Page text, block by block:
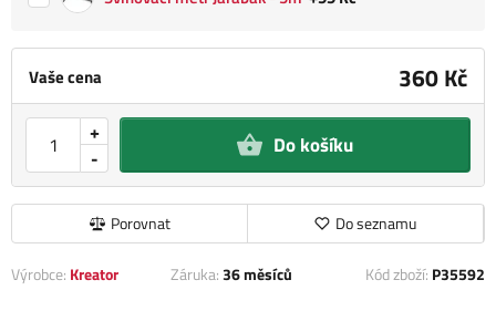
Vaše cena 360 Kč
-
+ Do košíku
Porovnat Do seznamu
Výrobce: Kreator Záruka:36 měsíců Kód zboží: P35592